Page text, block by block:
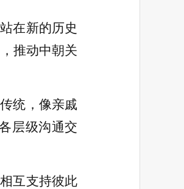
在新的历史
推动中朝关
统，像亲戚
层级沟通交
互支持彼此